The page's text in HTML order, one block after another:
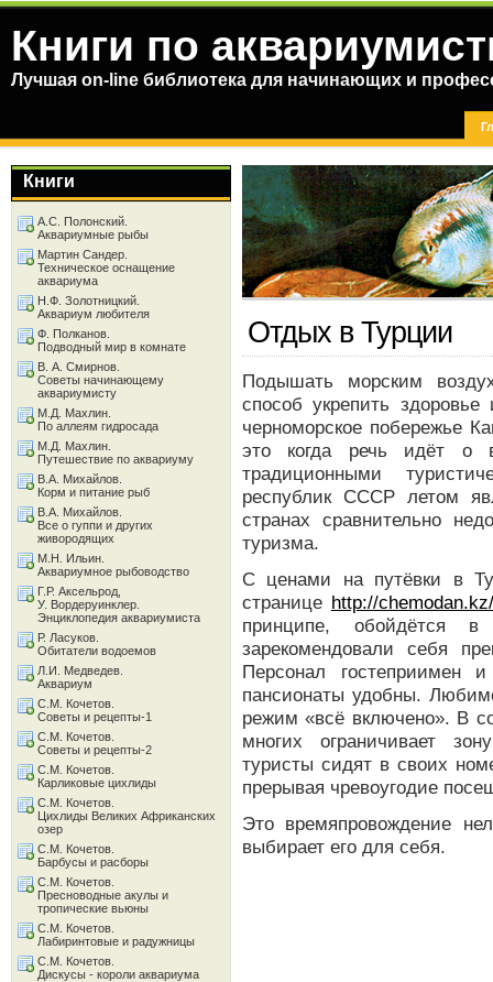
Книги по
Лучшая on-line библиотека для начинающих и
Отдых в Турции
Подышать морским
способ укрепить
черноморское побережье
это когда речь идёт о
традиционными
республик СССР летом
странах сравнительно
туризма.
С ценами на путёвки в
странице http://
принципе, обойдётся
зарекомендовали себя
Персонал гостеприимен
пансионаты удобны.
режим «всё включено». В
многих ограничивает
туристы сидят в своих
прерывая чревоугодие
Это времяпровождение
выбирает его для себя.
Книги
А.С. Полонский.
Аквариумные рыбы
Мартин Сандер.
Техническое оснащение
аквариума
Н.Ф. Золотницкий.
Аквариум любителя
Ф. Полканов.
Подводный мир в комнате
В. А. Смирнов.
Советы начинающему
аквариумисту
М.Д. Махлин.
По аллеям гидросада
М.Д. Махлин.
Путешествие по аквариуму
В.А. Михайлов.
Корм и питание рыб
В.А. Михайлов.
Все о гуппи и других
живородящих
М.Н. Ильин.
Аквариумное рыбоводство
Г.Р. Аксельрод,
У. Вордеруинклер.
Энциклопедия аквариумиста
Р. Ласуков.
Обитатели водоемов
Л.И. Медведев.
Аквариум
С.М. Кочетов.
Советы и рецепты-1
С.М. Кочетов.
Советы и рецепты-2
С.М. Кочетов.
Карликовые цихлиды
С.М. Кочетов.
Цихлиды Великих Африканских
озер
С.М. Кочетов.
Барбусы и расборы
С.М. Кочетов.
Пресноводные акулы и
тропические вьюны
С.М. Кочетов.
Лабиринтовые и радужницы
С.М. Кочетов.
Дискусы - короли аквариума